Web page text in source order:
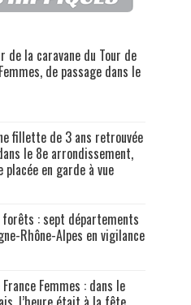
de la caravane du Tour de
de passage dans le
fillette de 3 ans retrouvée
le 8e arrondissement,
placée en garde à vue
forêts : sept départements
Rhône-Alpes en vigilance
Femmes : dans le